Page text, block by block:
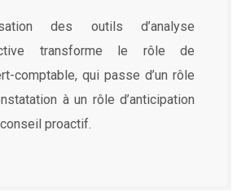
des outils d’analyse
transforme le rôle de
comptable, qui passe d’un rôle
à un rôle d’anticipation
proactif.